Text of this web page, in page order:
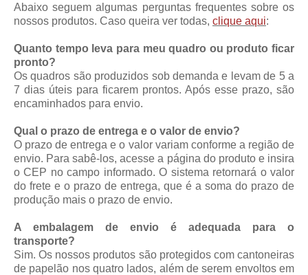
Abaixo seguem algumas perguntas frequentes sobre os
nossos produtos. Caso queira ver todas, clique aqui:
Quanto tempo leva para meu quadro ou produto ficar
pronto?
Os quadros são produzidos sob demanda e levam de 5 a
7 dias úteis para ficarem prontos. Após esse prazo, são
encaminhados para envio.
Qual o prazo de entrega e o valor de envio?
O prazo de entrega e o valor variam conforme a região de
envio. Para sabê-los, acesse a página do produto e insira
o CEP no campo informado. O sistema retornará o valor
do frete e o prazo de entrega, que é a soma do prazo de
produção mais o prazo de envio.
A embalagem de envio é adequada para o
transporte?
Sim. Os nossos produtos são protegidos com cantoneiras
de papelão nos quatro lados, além de serem envoltos em